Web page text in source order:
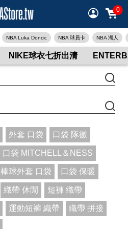
0
NBA Luka Doncic NBA 球員卡 NBA 湖人
NIKE球衣七折出清
外套 口袋 口袋 隊徽
口袋 MITCHELL＆NESS
棒球外套 口袋 口袋 保暖
織帶 休閒 短褲 織帶
運動短褲 織帶 織帶 拼接